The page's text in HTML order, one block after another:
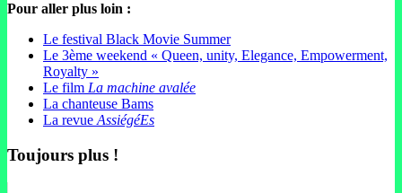
Pour aller plus loin :
Le festival Black Movie Summer
Le 3ème weekend « Queen, unity, Elegance, Empowerment,
Royalty »
Le film La machine avalée
La chanteuse Bams
La revue AssiégéEs
Toujours plus !